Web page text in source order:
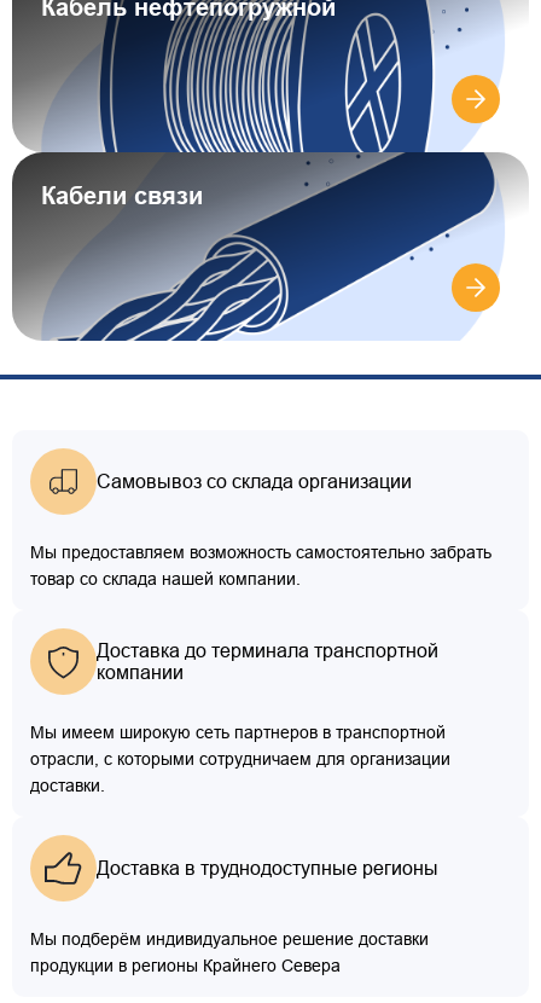
Кабель нефтепогружной
Кабели связи
Самовывоз со склада организации
Мы предоставляем возможность самостоятельно забрать
товар со склада нашей компании.
Доставка до терминала транспортной
компании
Мы имеем широкую сеть партнеров в транспортной
отрасли, с которыми сотрудничаем для организации
доставки.
Доставка в труднодоступные регионы
Мы подберём индивидуальное решение доставки
продукции в регионы Крайнего Севера